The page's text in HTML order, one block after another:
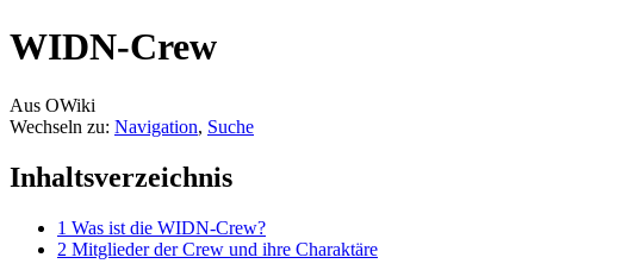
WIDN-Crew
Aus OWiki
Wechseln zu: Navigation, Suche
Inhaltsverzeichnis
1 Was ist die WIDN-Crew?
2 Mitglieder der Crew und ihre Charaktäre